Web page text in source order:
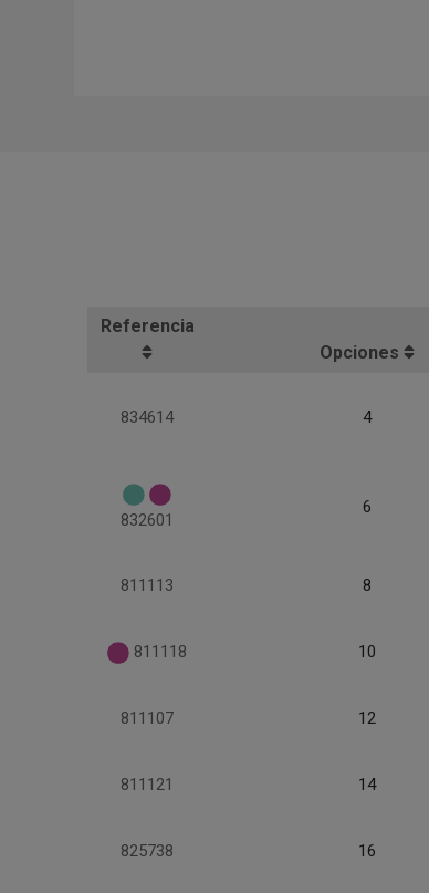
Referencia
Opciones
834614 4
832601
6
811113 8
811118 10
811107 12
811121 14
825738 16